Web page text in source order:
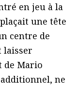
en jeu à la
une tête
centre de
laisser
de Mario
ne